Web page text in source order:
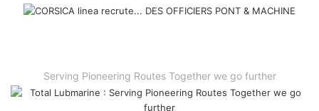
Serving Pioneering Routes Together we go further